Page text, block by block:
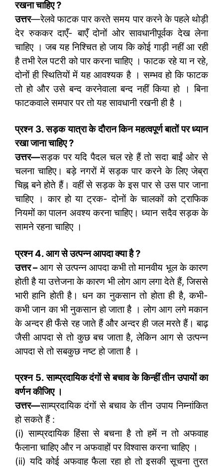
रखना चाहिए?
उत्तर—रेलवे फाटक पार करते समय पार करने के पहले थोड़ी
देर रुककर दाएँ- बाएँ दोनों ओर सावधानीपूर्वक देख लेना
चाहिए । जब यह निश्चित हो जाय कि कोई गाड़ी नहीं आ रही
है तभी रेल पटरी को पार करना चाहिए । फाटक रहे या न रहे,
दोनों ही स्थितियों में यह आवश्यक है । सम्भव हो कि फाटक
तो हो और उसे बन्द करनेवाला बन्द नहीं किया हो । बिना
फाटकवाले समपार पर तो यह सावधानी रखनी ही है ।
प्रश्न 3. सड़क यात्रा के दौरान किन महत्वपूर्ण बातों पर ध्यान
रखा जाना चाहिए?
उत्तर—सड़क पर यदि पैदल चल रहे हैं तो सदा बाईं ओर से
चलना चाहिए। बड़े नगरों में सड़क पार करने के लिए जेब्रा
चिह्न बने होते हैं। वहीं से सड़क के इस पार से उस पार जाना
चाहिए । कार हो या ट्रक- दोनों के चालकों को ट्राफिक
नियमों का पालन अवश्य करना चाहिए। ध्यान सदैव सड़क के
सामने रहना चाहिए ।
प्रश्न 4. आग से उत्पन्न आपदा क्या है?
उत्तर–आग से उत्पन्न आपदा कभी तो मानवीय भूल के कारण
होती है या उत्तेजना के कारण भी लोग आग लगा देते हैं, जिससे
भारी हानि होती है। धन का नुकसान तो होता ही है, कभी-
कभी जान का भी नुकसान हो जाता है । लोग आग लगे मकान
के अन्दर ही फँसे रह जाते हैं और अन्दर ही जल मरते हैं। बाढ़
जैसी आपदा से तो कुछ बच जाता है, लेकिन आग से उत्पन्न
आपदा से तो सबकुछ नष्ट हो जाता है ।
प्रश्न 5. साम्प्रदायिक दंगों से बचाव के किन्हीं तीन उपायों का
वर्णन कीजिए ।
उत्तर—साम्प्रदायिक दंगों से बचाव के तीन उपाय निम्नांकित
हो सकते हैं :
(i) साम्प्रदायिक हिंसा से बचना है तो हमें न तो अफवाह
फैलाना चाहिए और न अफवाहों पर विश्वास करना चाहिए ।
(ii) यदि कोई अफवाह फैला रहा हो तो इसकी सूचना तुरत